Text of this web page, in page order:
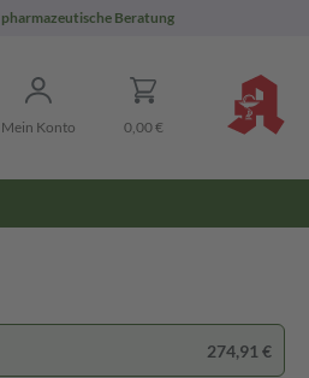
pharmazeutische Beratung
Mein Konto 0,00 €
274,91 €